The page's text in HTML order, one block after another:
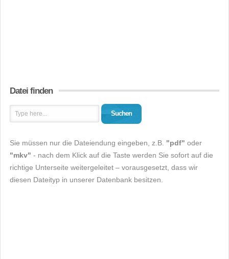
Datei finden
Suchen
Sie müssen nur die Dateiendung eingeben, z.B. "pdf" oder
"mkv" - nach dem Klick auf die Taste werden Sie sofort auf die
richtige Unterseite weitergeleitet – vorausgesetzt, dass wir
diesen Dateityp in unserer Datenbank besitzen.